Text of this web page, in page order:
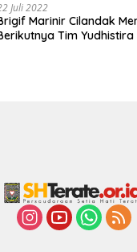
Juli 2022
Marinir Cilandak
Tim Yudhistira